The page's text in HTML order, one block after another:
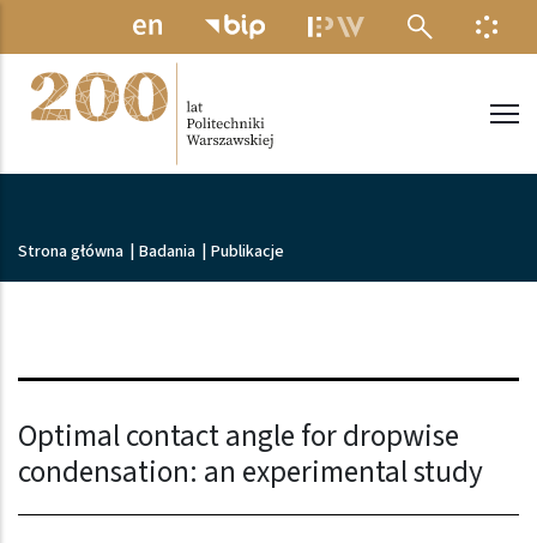
Przejdź do treści
MENU
Ścieżka nawigacyjna
Strona główna Badania Publikacje
Optimal contact angle for dropwise
condensation: an experimental study